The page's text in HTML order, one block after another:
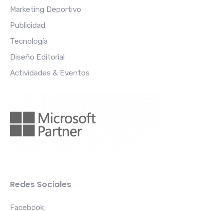
Marketing Deportivo
Publicidad
Tecnología
Diseño Editorial
Actividades & Eventos
Redes Sociales
Facebook